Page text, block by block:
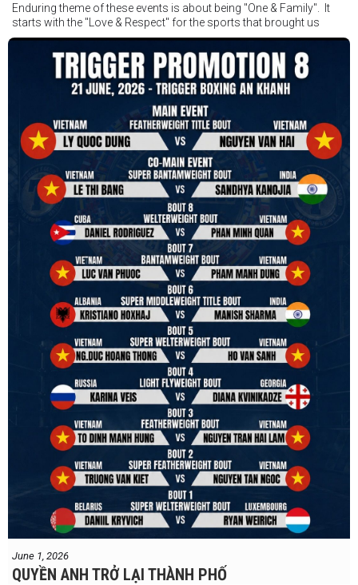
Enduring theme of these events is about being "One & Family". It
starts with the "Love & Respect" for the sports that brought us
together. To help each other get better, to share experiences, and
remembering that it is all about protecting the safety of the boxers
in and out of the ring. It is not about power over them but rather
power to serve, guide, advice, and respect the path they chose. We
strive to make it a little smoother and safer.
VBO is pleased to welcome
Vietnam Boxing Federation - VBF
to join the convention in the organizing committee. We are joining
hands to restart professional boxing in Vietnam. Stay stuned.
We will release more photos once IBF has had the chance to
review them and release it officially.
#ibfconvention
#grandhotram
#professionalboxing
#41stibfconvention
June 1, 2026
QUYỀN ANH TRỞ LẠI THÀNH PHỐ